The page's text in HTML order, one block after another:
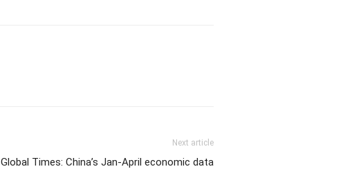
Next article
Global Times: China’s Jan-April economic data